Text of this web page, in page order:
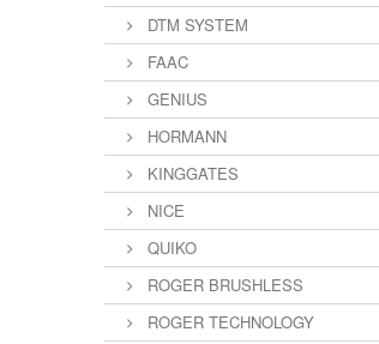
DTM SYSTEM
FAAC
GENIUS
HORMANN
KINGGATES
NICE
QUIKO
ROGER BRUSHLESS
ROGER TECHNOLOGY